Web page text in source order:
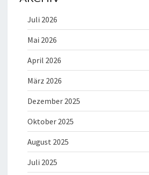
Juli 2026
Mai 2026
April 2026
März 2026
Dezember 2025
Oktober 2025
August 2025
Juli 2025